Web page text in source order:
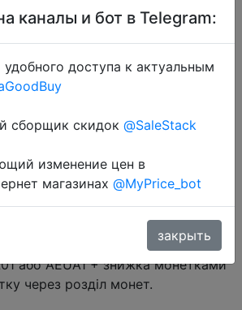
$6.76
Промокод:
в магазин
або AEUA1 + знижка монетками
через розділ монет.
каналы и бот в Telegram:
доступа к актуальным
сборщик скидок @SaleStack
изменение цен в
магазинах @MyPrice_bot
закрыть